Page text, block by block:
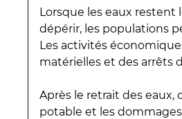
Lorsque les eaux
dépérir, les populations
Les activités
matérielles et des arrêts
Après le retrait des
potable et les